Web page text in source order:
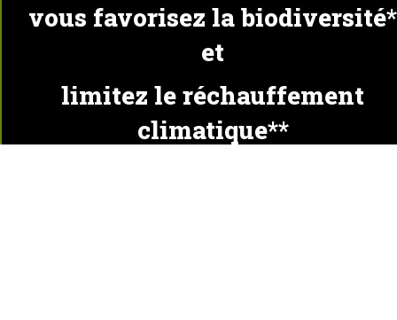
vous favorisez la biodiversité*
et
limitez le réchauffement
climatique**